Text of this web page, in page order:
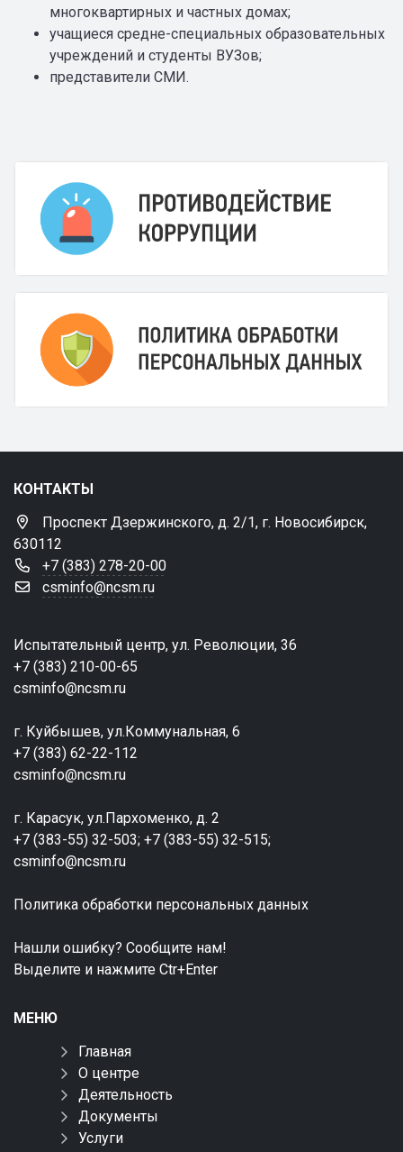
многоквартирных и частных домах;
учащиеся средне-специальных образовательных
учреждений и студенты ВУЗов;
представители СМИ.
КОНТАКТЫ
Проспект Дзержинского, д. 2/1, г. Новосибирск,
630112
+7 (383) 278-20-00
csminfo@ncsm.ru
Испытательный центр, ул. Революции, 36
+7 (383) 210-00-65
csminfo@ncsm.ru
г. Куйбышев, ул.Коммунальная, 6
+7 (383) 62-22-112
csminfo@ncsm.ru
г. Карасук, ул.Пархоменко, д. 2
+7 (383-55) 32-503; +7 (383-55) 32-515;
csminfo@ncsm.ru
Политика обработки персональных данных
Нашли ошибку? Сообщите нам!
Выделите и нажмите Ctr+Enter
МЕНЮ
Главная
О центре
Деятельность
Документы
Услуги